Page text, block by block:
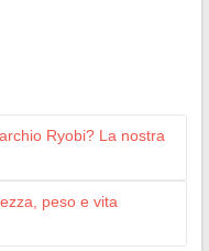
Ryobi? La nostra
peso e vita